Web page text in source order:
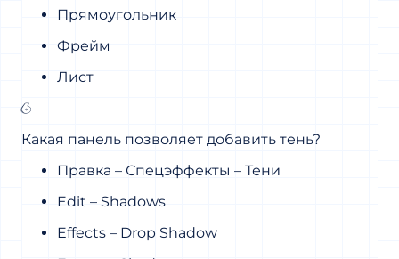
Прямоугольник
Фрейм
Лист
6
Какая панель позволяет добавить тень?
Правка – Спецэффекты – Тени
Edit – Shadows
Effects – Drop Shadow